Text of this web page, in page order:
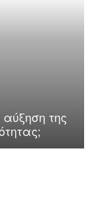
της